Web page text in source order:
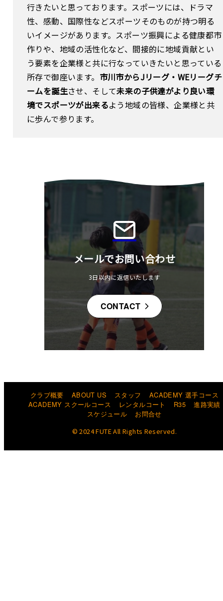
行きたいと思っております。スポーツには、ドラマ
性、感動、国際性などスポーツそのものが持つ明る
いイメージがあります。スポーツ振興による健康都市
作りや、地域の活性化など、間接的に地域貢献とい
う要素を企業様と共に行なっていきたいと思っている
所存で御座います。 市川市からJリーグ・WEリーグチ
ームを誕生させ、そして未来の子供達がより良い環
境でスポーツが出来るよう地域の皆様、企業様と共
に歩んで参ります。
メールでお問い合わせ
3日以内に返信いたします
CONTACT
クラブ概要 ABOUT US スタッフ
ACADEMY 選手コース
ACADEMY スクールコース
レンタルコート R35
進路実績
スケジュール
お問合せ
© 2024 FUTE All Rights Reserved.